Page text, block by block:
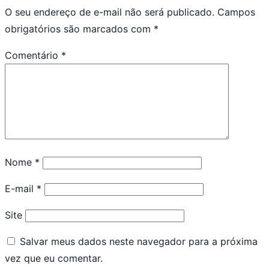
O seu endereço de e-mail não será publicado. Campos
obrigatórios são marcados com *
Comentário *
Nome *
E-mail *
Site
Salvar meus dados neste navegador para a próxima
vez que eu comentar.